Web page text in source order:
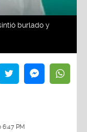
burlado y
PM